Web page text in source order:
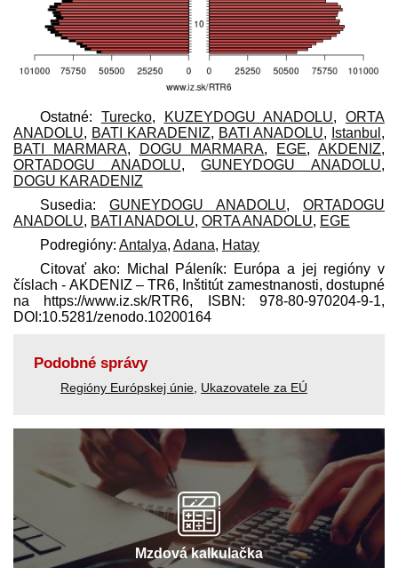
Ostatné: Turecko, KUZEYDOGU ANADOLU, ORTA
ANADOLU, BATI KARADENIZ, BATI ANADOLU, Istanbul ,
BATI MARMARA, DOGU MARMARA, EGE,AKDENIZ,
ORTADOGU ANADOLU,GUNEYDOGU ANADOLU,
DOGU KARADENIZ
Susedia: GUNEYDOGU ANADOLU, ORTADOGU
ANADOLU, BATI ANADOLU, ORTA ANADOLU, EGE
Podregióny: Antalya, Adana, Hatay
Citovať ako: Michal Páleník: Európa a jej regióny v
číslach - AKDENIZ – TR6, Inštitút zamestnanosti, dostupné
na https://www.iz.sk/​RTR6, ISBN: 978-80-970204-9-1,
DOI:10.5281/zenodo.10200164
Podobné správy
Regióny Európskej únie Ukazovatele za EÚ
Mzdová kalkulačka